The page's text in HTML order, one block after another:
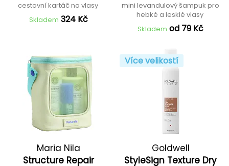
cestovní kartáč na vlasy
Skladem 324 Kč
mini levandulový šampuk pro
hebké a lesklé vlasy
Skladem od 79 Kč
Maria Nila
Structure Repair
Více velikostí
Goldwell
StyleSign Texture Dry